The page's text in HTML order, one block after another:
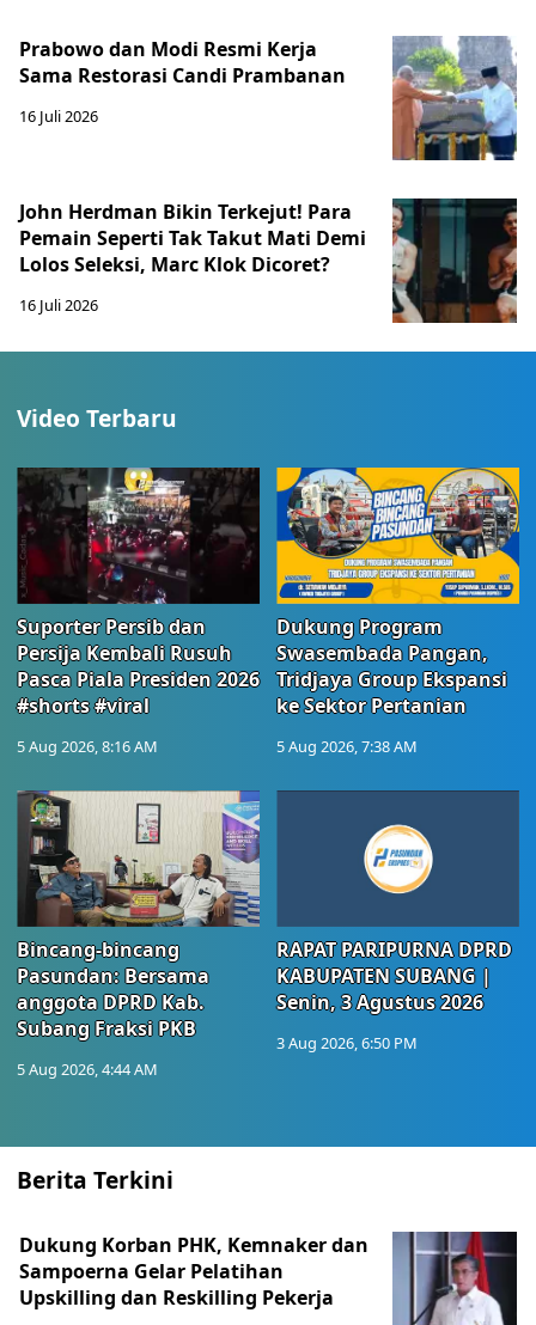
Prabowo dan Modi Resmi Kerja
Sama Restorasi Candi Prambanan
16 Juli 2026
John Herdman Bikin Terkejut! Para
Pemain Seperti Tak Takut Mati Demi
Lolos Seleksi, Marc Klok Dicoret?
16 Juli 2026
Video Terbaru
Suporter Persib dan
Persija Kembali Rusuh
Pasca Piala Presiden 2026
#shorts #viral
5 Aug 2026, 8:16 AM
Dukung Program
Swasembada Pangan,
Tridjaya Group Ekspansi
ke Sektor Pertanian
5 Aug 2026, 7:38 AM
Bincang-bincang
Pasundan: Bersama
anggota DPRD Kab.
Subang Fraksi PKB
5 Aug 2026, 4:44 AM
RAPAT PARIPURNA DPRD
KABUPATEN SUBANG |
Senin, 3 Agustus 2026
3 Aug 2026, 6:50 PM
Berita Terkini
Dukung Korban PHK, Kemnaker dan
Sampoerna Gelar Pelatihan
Upskilling dan Reskilling Pekerja